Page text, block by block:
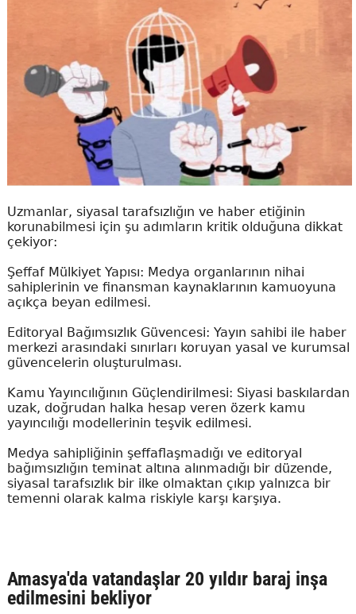
Uzmanlar, siyasal tarafsızlığın ve haber etiğinin
korunabilmesi için şu adımların kritik olduğuna dikkat
çekiyor:
Şeffaf Mülkiyet Yapısı: Medya organlarının nihai
sahiplerinin ve finansman kaynaklarının kamuoyuna
açıkça beyan edilmesi.
Editoryal Bağımsızlık Güvencesi: Yayın sahibi ile haber
merkezi arasındaki sınırları koruyan yasal ve kurumsal
güvencelerin oluşturulması.
Kamu Yayıncılığının Güçlendirilmesi: Siyasi baskılardan
uzak, doğrudan halka hesap veren özerk kamu
yayıncılığı modellerinin teşvik edilmesi.
Medya sahipliğinin şeffaflaşmadığı ve editoryal
bağımsızlığın teminat altına alınmadığı bir düzende,
siyasal tarafsızlık bir ilke olmaktan çıkıp yalnızca bir
temenni olarak kalma riskiyle karşı karşıya.
Amasya'da vatandaşlar 20 yıldır baraj inşa
edilmesini bekliyor